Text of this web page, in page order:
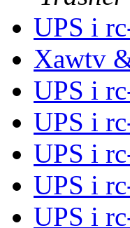
UPS i
Xawtv
UPS i
UPS i
UPS i
UPS i
UPS i